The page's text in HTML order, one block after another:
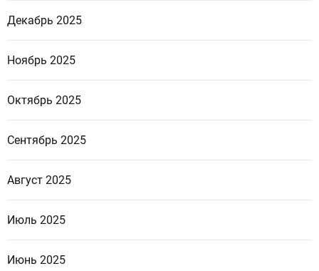
Декабрь 2025
Ноябрь 2025
Октябрь 2025
Сентябрь 2025
Август 2025
Июль 2025
Июнь 2025